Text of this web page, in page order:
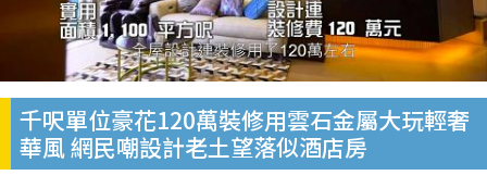
千呎單位豪花120萬裝修用雲石金屬大玩輕奢
華風 網民嘲設計老土望落似酒店房